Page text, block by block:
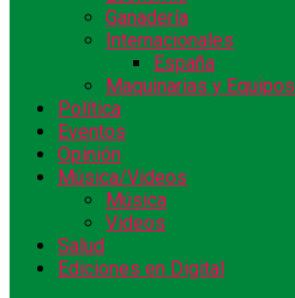
Ganadería
Internacionales
España
Maquinarias y Equipos
Política
Eventos
Opinión
Música/Videos
Música
Videos
Salud
Ediciones en Digital